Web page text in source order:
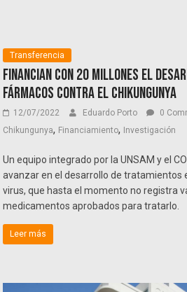
Transferencia
Financian con 20 millones el
fármacos contra el chikungunya
12/07/2022 Eduardo Porto
0
Chikungunya, Financiamiento, Investigación
Un equipo integrado por la UNSAM y el
avanzar en el desarrollo de tratamientos
virus, que hasta el momento no registra
medicamentos aprobados para tratarlo.
Leer más